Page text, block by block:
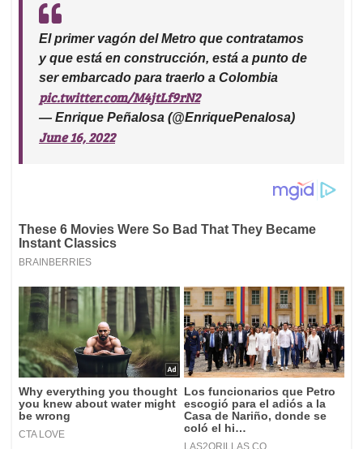
El primer vagón del Metro que contratamos
y que está en construcción, está a punto de
ser embarcado para traerlo a Colombia
pic.twitter.com/M4jtLf9rN2
— Enrique Peñalosa (@EnriquePenalosa)
June 16, 2022